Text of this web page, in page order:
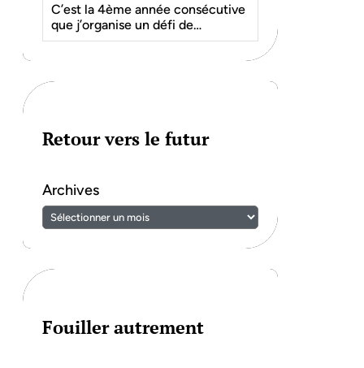
C’est la 4ème année consécutive
que j’organise un défi de…
Retour vers le futur
Archives
Fouiller autrement